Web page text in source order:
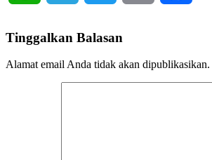
Tinggalkan Balasan
Alamat email Anda tidak akan dipublikasikan.